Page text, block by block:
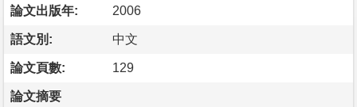
論文出版年: 2006
語文別: 中文
論文頁數: 129
論文摘要